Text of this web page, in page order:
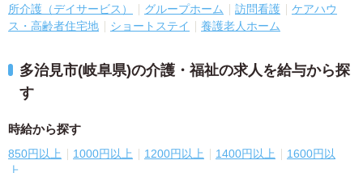
所介護（デイサービス）
グループホーム 訪問看護
ケアハウ
ス・高齢者住宅地
ショートステイ 養護老人ホーム
多治見市(岐阜県)の介護・福祉の求人を給与から探
す
時給から探す
850円以上 1000円以上 1200円以上 1400円以上
1600円以